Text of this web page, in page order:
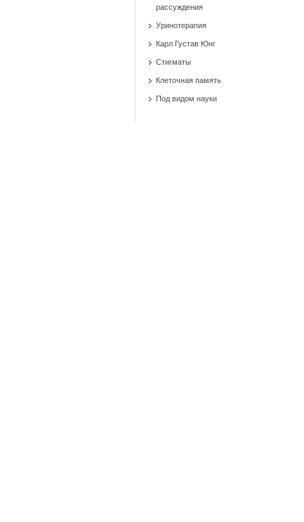
рассуждения
Уринотерапия
Карл Густав Юнг
Стигматы
Клеточная память
Под видом науки